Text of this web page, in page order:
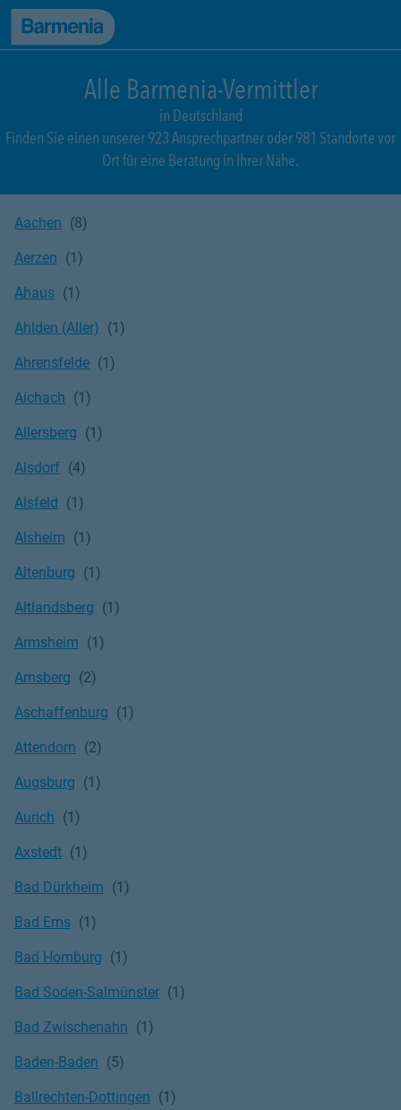
zum Seiteninhalt
Back to top
Alle Barmenia-Vermittler
in Deutschland
Finden Sie einen unserer 923 Ansprechpartner oder 981 Standorte vor
Ort für eine Beratung in Ihrer Nähe.
Aachen
Aerzen
Ahaus
Ahlden (Aller)
Ahrensfelde
Aichach
Allersberg
Alsdorf
Alsfeld
Alsheim
Altenburg
Altlandsberg
Armsheim
Arnsberg
Aschaffenburg
Attendorn
Augsburg
Aurich
Axstedt
Bad Dürkheim
Bad Ems
Bad Homburg
Bad Soden-Salmünster
Bad Zwischenahn
Baden-Baden
Ballrechten-Dottingen